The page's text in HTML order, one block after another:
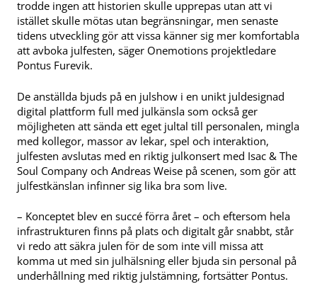
trodde ingen att historien skulle upprepas utan att vi
istället skulle mötas utan begränsningar, men senaste
tidens utveckling gör att vissa känner sig mer komfortabla
att avboka julfesten, säger Onemotions projektledare
Pontus Furevik.
De anställda bjuds på en julshow i en unikt juldesignad
digital plattform full med julkänsla som också ger
möjligheten att sända ett eget jultal till personalen, mingla
med kollegor, massor av lekar, spel och interaktion,
julfesten avslutas med en riktig julkonsert med Isac & The
Soul Company och Andreas Weise på scenen, som gör att
julfestkänslan infinner sig lika bra som live.
– Konceptet blev en succé förra året – och eftersom hela
infrastrukturen finns på plats och digitalt går snabbt, står
vi redo att säkra julen för de som inte vill missa att
komma ut med sin julhälsning eller bjuda sin personal på
underhållning med riktig julstämning, fortsätter Pontus.